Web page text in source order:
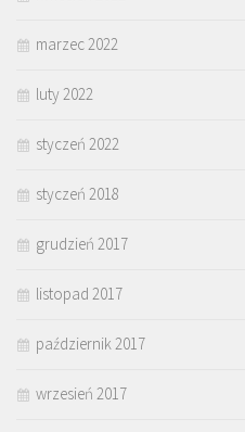
marzec 2022
luty 2022
styczeń 2022
styczeń 2018
grudzień 2017
listopad 2017
październik 2017
wrzesień 2017